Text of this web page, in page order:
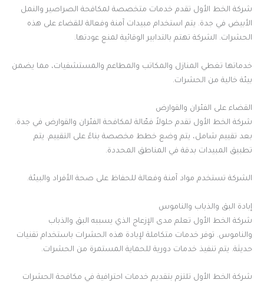
شركة الخط الأول تقدم خدمات متخصصة لمكافحة الصراصير والنمل
الأبيض في جدة. يتم استخدام مبيدات آمنة وفعالة للقضاء على هذه
الحشرات. الشركة تهتم بالتدابير الوقائية لمنع عودتها.
خدماتها تغطي المنازل والمكاتب والمطاعم والمستشفيات، مما يضمن
بيئة خالية من الحشرات.
القضاء على الفئران والقوارض
شركة الخط الأول تقدم حلولاً فعّالة لمكافحة الفئران والقوارض في جدة.
بعد تقييم شامل، يتم وضع خطط مخصصة بناءً على التقييم. يتم
تطبيق المبيدات بدقة في المناطق المحددة.
الشركة تستخدم مواد آمنة وفعالة للحفاظ على صحة الأفراد والبيئة.
إبادة البق والذباب والناموس
شركة الخط الأول تعلم مدى الإزعاج الذي يسببه البق والذباب
والناموس. توفر خدمات متكاملة لإبادة هذه الحشرات باستخدام تقنيات
حديثة. يتم تنفيذ خدمات دورية للحماية المستمرة من الحشرات.
شركة الخط الأول تلتزم بتقديم خدمات احترافية في مكافحة الحشرات